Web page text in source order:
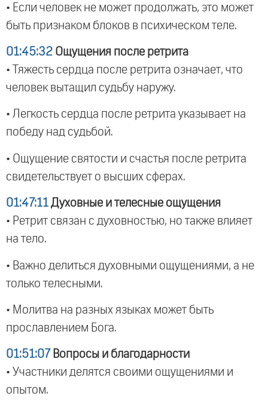
• Если человек не может продолжать, это может
быть признаком блоков в психическом теле.
01:45:32 Ощущения после ретрита
• Тяжесть сердца после ретрита означает, что
человек вытащил судьбу наружу.
• Легкость сердца после ретрита указывает на
победу над судьбой.
• Ощущение святости и счастья после ретрита
свидетельствует о высших сферах.
01:47:11 Духовные и телесные ощущения
• Ретрит связан с духовностью, но также влияет
на тело.
• Важно делиться духовными ощущениями, а не
только телесными.
• Молитва на разных языках может быть
прославлением Бога.
01:51:07 Вопросы и благодарности
• Участники делятся своими ощущениями и
опытом.